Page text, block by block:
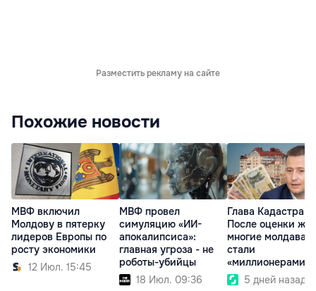
Разместить рекламу на сайте
Похожие новости
МВФ включил
Молдову в пятерку
лидеров Европы по
росту экономики
12 Июл. 15:45
МВФ провел
симуляцию «ИИ-
апокалипсиса»:
главная угроза - не
роботы-убийцы
18 Июл. 09:36
Глава Кадастра:
После оценки
многие
стали
«миллионерами»
бумаге5 дней назад